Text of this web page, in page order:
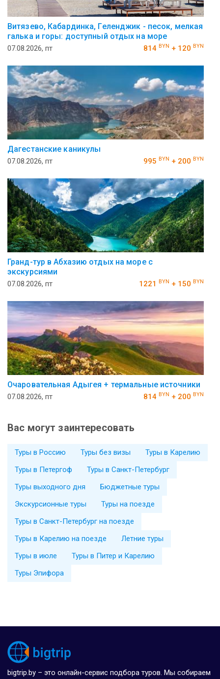
Витязево, Кабардинка, Геленджик - песок, мелкая
галька и горы: доступный отдых на море
07.08.2026, пт 814 BYN + 120 BYN
Дагестанские каникулы
07.08.2026, пт 995 BYN + 200 BYN
Гранд-тур в Абхазию отдых на море с
экскурсиями
07.08.2026, пт 1221 BYN + 150 BYN
Очаровательная Адыгея + термальные источники
07.08.2026, пт 814 BYN + 200 BYN
Вас могут заинтересовать
Туры в Россию Туры без визы
Туры в Карелию
Туры в Петергоф
Туры в Санкт-Петербург
Туры выходного дня
Бюджетные туры
Экскурсионные туры
Туры на поезде
Туры в Санкт-Петербург на поезде
Туры в Карелию на поезде
Летние туры
Туры в июле
Туры в Питер и Карелию
Туры Эпифора
bigtrip.by – это онлайн-сервис подбора туров. Мы собираем